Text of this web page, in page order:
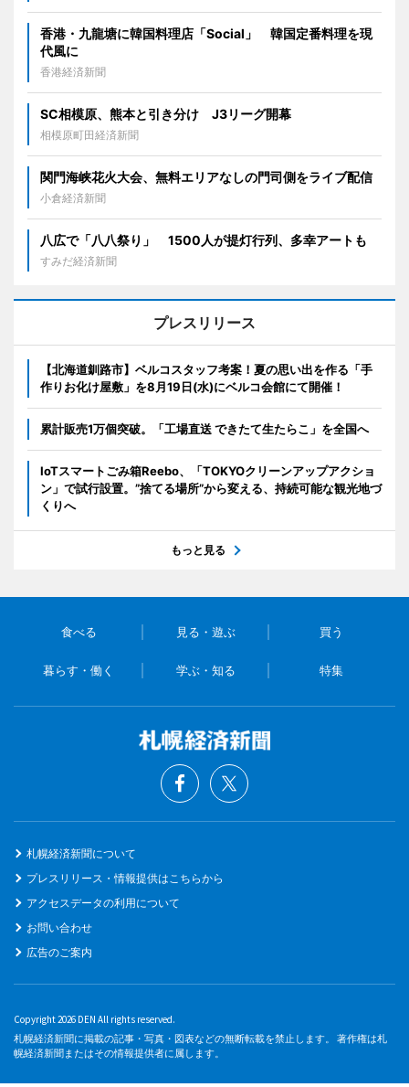
香港・九龍塘に韓国料理店「Social」 韓国定番料理を現
代風に
香港経済新聞
SC相模原、熊本と引き分け J3リーグ開幕
相模原町田経済新聞
関門海峡花火大会、無料エリアなしの門司側をライブ配信
小倉経済新聞
八広で「八八祭り」 1500人が提灯行列、多幸アートも
すみだ経済新聞
プレスリリース
【北海道釧路市】ベルコスタッフ考案！夏の思い出を作る「手
作りお化け屋敷」を8月19日(水)にベルコ会館にて開催！
累計販売1万個突破。「工場直送 できたて生たらこ」を全国へ
IoTスマートごみ箱Reebo、「TOKYOクリーンアップアクショ
ン」で試行設置。”捨てる場所”から変える、持続可能な観光地づ
くりへ
もっと見る
食べる 見る・遊ぶ 買う
暮らす・働く 学ぶ・知る 特集
札幌経済新聞について
プレスリリース・情報提供はこちらから
アクセスデータの利用について
お問い合わせ
広告のご案内
Copyright 2026 DEN All rights reserved.
札幌経済新聞に掲載の記事・写真・図表などの無断転載を禁止します。 著作権は札
幌経済新聞またはその情報提供者に属します。